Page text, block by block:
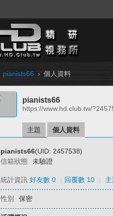
pianists66 › 個人資料
pianists66
https://www.hd.club.tw/
主題 個人資料
pianists66(UID: 2457538)
信箱狀態
未驗證
統計資訊 好友數 0 回覆數 10
性別 保密